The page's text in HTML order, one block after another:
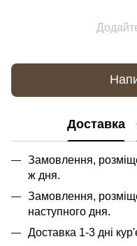
Доставка
Замовлення,
ж дня.
Замовлення,
наступного дня.
Доставка 1-3 дні